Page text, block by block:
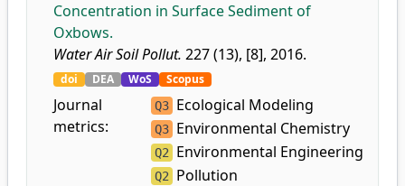
Concentration in Surface Sediment of
Oxbows.
Water Air Soil Pollut. 227 (13), [8], 2016.
doi DEA WoS Scopus
Journal
metrics:
Q3 Ecological Modeling
Q3 Environmental Chemistry
Q2 Environmental Engineering
Q2 Pollution